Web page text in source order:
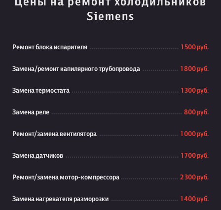
Siemens
Ремонт блока испарителя 1 500 руб.
Замена/ремонт капилярного трубопровода 1 800 руб.
Замена термостата 1 300 руб.
Замена реле 800 руб.
Ремонт/замена вентилятора 1 000 руб.
Замена датчиков 1 700 руб.
Ремонт/замена мотор-компрессора 2 300 руб.
Замена нагревателя разморозки 1 400 руб.